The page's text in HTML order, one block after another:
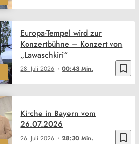
bookmark_border
28. Juli 2026 00:43 Min.
Europa-Tempel wird zur
Konzertbühne – Konzert von
„Lawaschkiri“
bookmark_border
26. Juli 2026 28:30 Min.
Kirche in Bayern vom
26.07.2026